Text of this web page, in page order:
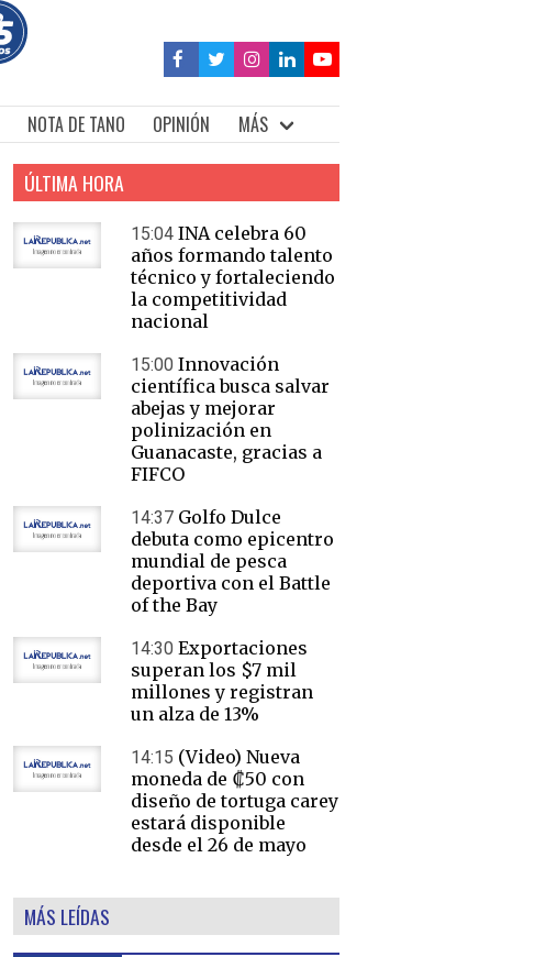
NOTA DE TANO OPINIÓN MÁS
ÚLTIMA HORA
15:04 INA celebra 60
años formando talento
técnico y fortaleciendo
la competitividad
nacional
15:00 Innovación
científica busca salvar
abejas y mejorar
polinización en
Guanacaste, gracias a
FIFCO
14:37 Golfo Dulce
debuta como epicentro
mundial de pesca
deportiva con el Battle
of the Bay
14:30 Exportaciones
superan los $7 mil
millones y registran
un alza de 13%
14:15 (Video) Nueva
moneda de ₡50 con
diseño de tortuga carey
estará disponible
desde el 26 de mayo
MÁS LEÍDAS